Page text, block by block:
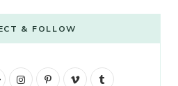
& FOLLOW
G
I
P
V